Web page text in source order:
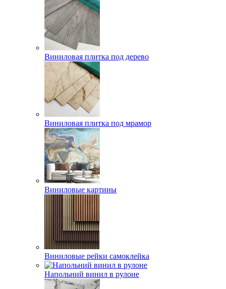
Виниловая плитка под дерево
Виниловая плитка под мрамор
Виниловые картины
Виниловые рейки самоклейка
Напольний винил в рулоне